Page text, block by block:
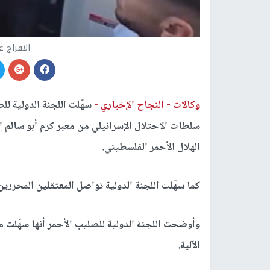
وكالات - النجاح الإخباري -سهّلت اللجنة الدولية
سلطات الاحتلال الإسرائيلي من معبر كرم أبو
الهلال الأحمر الفلسطيني.
كما سهّلت اللجنة الدولية تواصل المعتقلين
الآلية.